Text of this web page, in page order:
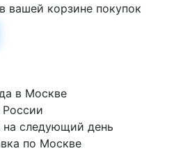
вашей корзине покупок
в Москве
на следующий день
по Москве